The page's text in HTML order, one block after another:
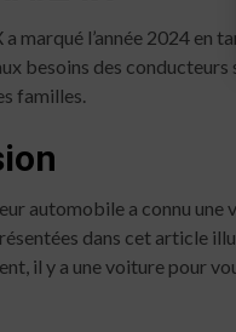
marqué l’année 2024 en
besoins des
familles.
automobile a connu
dans cet article
il y a une voiture pour